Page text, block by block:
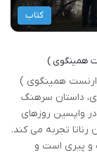
کتاب
همینگوی )
ارنست همینگوی )
داستان سرهنگ
واپسین روزهای
رناتا تجربه می کند.
و پیری است و